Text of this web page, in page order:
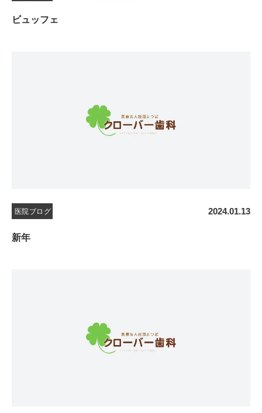
ビュッフェ
医院ブログ 2024.01.13
新年